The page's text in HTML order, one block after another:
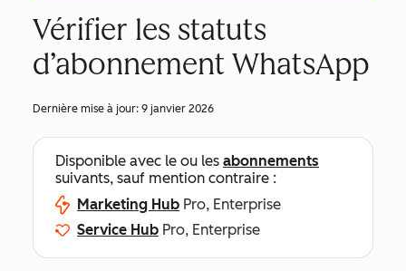
Vérifier les statuts
d’abonnement WhatsApp
Dernière mise à jour: 9 janvier 2026
Disponible avec le ou les abonnements
suivants, sauf mention contraire :
Marketing Hub Pro, Enterprise
Service Hub Pro, Enterprise